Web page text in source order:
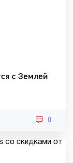
с Землей
0